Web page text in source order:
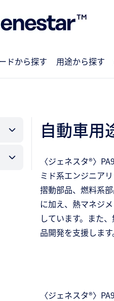
ドから探す 用途から探す
自動車用
〈ジェネスタ®〉
ミド系エンジニア
摺動部品、燃料系
に加え、熱マネジ
しています。また
品開発を支援します
〈ジェネスタ®〉